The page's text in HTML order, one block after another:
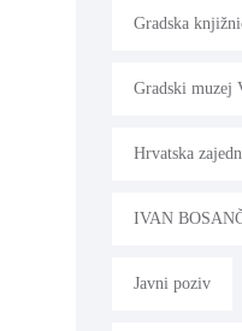
Gradska
Gradski muzej
Hrvatska
IVAN
Javni poziv